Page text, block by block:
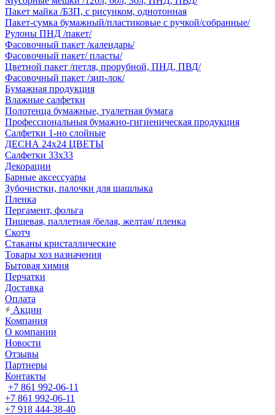
Пакет майка /БЗП, с рисунком, однотонная
Пакет-сумка бумажный/пластиковые с ручкой/собранные/
Рулоны ПНД /пакет/
Фасовочный пакет /календарь/
Фасовочный пакет/ пласты/
Цветной пакет /петля, прорубной, ПНД, ПВД/
Фасовочный пакет /зип-лок/
Бумажная продукция
Влажные салфетки
Полотенца бумажные, туалетная бумага
Профессиональныя бумажно-гигиеническая продукция
Салфетки 1-но слойные
ДЕСНА 24х24 ЦВЕТЫ
Салфетки 33х33
Декорации
Барные аксессуары
Зубочистки, палочки для шашлыка
Пленка
Пергамент, фольга
Пищевая, паллетная /белая, желтая/ пленка
Скотч
Стаканы кристаллические
Товары хоз назначения
Бытовая химия
Перчатки
Доставка
Оплата
Акции
Компания
О компании
Новости
Отзывы
Партнеры
Контакты
+7 861 992-06-11
+7 861 992-06-11
+7 918 444-38-40